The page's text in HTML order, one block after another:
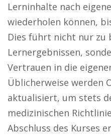
Lerninhalte nach
wiederholen können,
Dies führt nicht nur zu
Lernergebnissen,
Vertrauen in die
Üblicherweise werden
aktualisiert, um stets
medizinischen
Abschluss des Kurses